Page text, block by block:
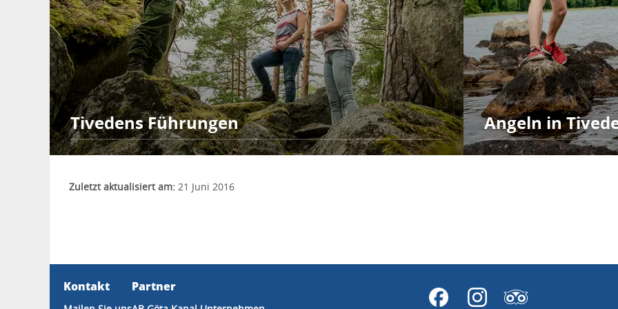
Tivedens Führungen Angeln in
Zuletzt aktualisiert am: 21 Juni 2016
Kontakt Partner